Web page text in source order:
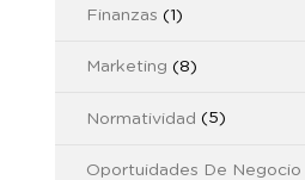
Finanzas (1)
Marketing (8)
Normatividad (5)
Oportuidades De Negocio